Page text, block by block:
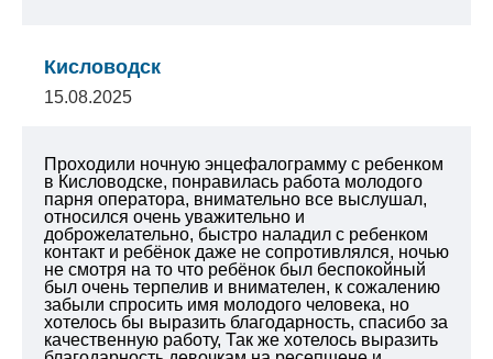
Кисловодск
15.08.2025
Проходили ночную энцефалограмму с ребенком
в Кисловодске, понравилась работа молодого
парня оператора, внимательно все выслушал,
относился очень уважительно и
доброжелательно, быстро наладил с ребенком
контакт и ребёнок даже не сопротивлялся, ночью
не смотря на то что ребёнок был беспокойный
был очень терпелив и внимателен, к сожалению
забыли спросить имя молодого человека, но
хотелось бы выразить благодарность, спасибо за
качественную работу, Так же хотелось выразить